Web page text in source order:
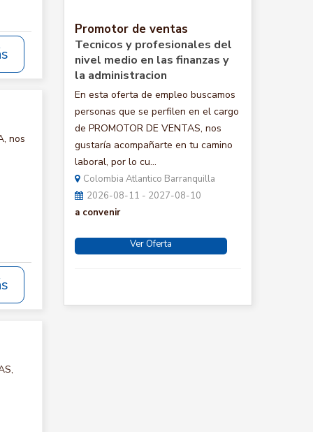
nos
Promotor de ventas
Tecnicos y profesionales del
nivel medio en las finanzas y
la administracion
En esta oferta de empleo buscamos
personas que se perfilen en el cargo
de PROMOTOR DE VENTAS, nos
gustaría acompañarte en tu camino
laboral, por lo cu...
Colombia Atlantico Barranquilla
2026-08-11 - 2027-08-10
a convenir
Ver Oferta